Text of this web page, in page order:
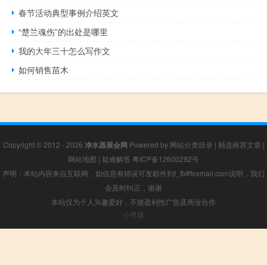
春节活动典型事例介绍英文
“楚兰魂伤”的出处是哪里
我的大年三十怎么写作文
如何销售苗木
Copyright © 2012 - 2026 净水器展会网 Powered by 网站分类目录 | 精选推荐文章 |
网站地图 | 疑难解答 粤ICP备12600292号
声明：本站内容来自互联网，如信息有错误可发邮件到f_fb#foxmail.com说明，我们
会及时纠正，谢谢
本站仅为个人兴趣爱好，不接盈利性广告及商业合作
小男孩